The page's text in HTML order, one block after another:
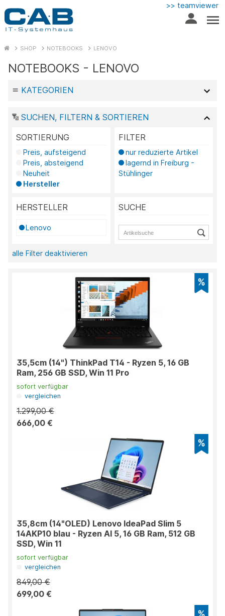
>> teamviewer
SHOP NOTEBOOKS LENOVO
NOTEBOOKS - LENOVO
KATEGORIEN
SUCHEN, FILTERN & SORTIEREN
SORTIERUNG
Preis, aufsteigend
Preis, absteigend
Neuheit
Hersteller
FILTER
nur reduzierte Artikel
lagernd in Freiburg -
Stühlinger
HERSTELLER
Lenovo
SUCHE
alle Filter deaktivieren
35,5cm (14") ThinkPad T14 - Ryzen 5, 16 GB
Ram, 256 GB SSD, Win 11 Pro
sofort verfügbar
vergleichen
1.299,00 €
666,00 €
35,8cm (14"OLED) Lenovo IdeaPad Slim 5
14AKP10 blau - Ryzen AI 5, 16 GB Ram, 512 GB
SSD, Win 11
sofort verfügbar
vergleichen
849,00 €
699,00 €